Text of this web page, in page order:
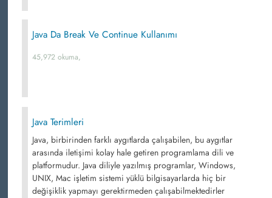
Java Da Break Ve Continue Kullanımı
45,972 okuma,
Java Terimleri
Java, birbirinden farklı aygıtlarda çalışabilen, bu aygıtlar
arasında iletişimi kolay hale getiren programlama dili ve
platformudur. Java diliyle yazılmış programlar, Windows,
UNIX, Mac işletim sistemi yüklü bilgisayarlarda hiç bir
değişiklik yapmayı gerektirmeden çalışabilmektedirler